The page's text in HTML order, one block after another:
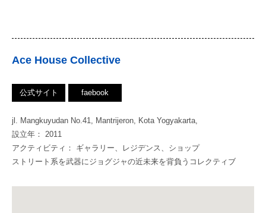
Ace House Collective
公式サイト faebook
jl. Mangkuyudan No.41, Mantrijeron, Kota Yogyakarta,
設立年： 2011
アクティビティ： ギャラリー、レジデンス、ショップ
ストリート系を武器にジョグジャの近未来を背負うコレクティブ